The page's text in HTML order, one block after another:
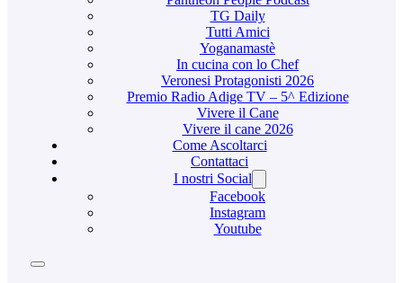
TG Daily
Tutti Amici
Yoganamastè
In cucina con lo Chef
Veronesi Protagonisti 2026
Premio Radio Adige TV – 5^ Edizione
Vivere il Cane
Vivere il cane 2026
Come Ascoltarci
Contattaci
I nostri Social
Facebook
Instagram
Youtube